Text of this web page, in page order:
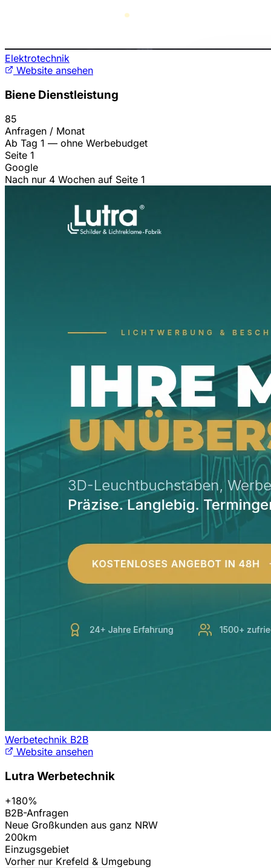
Elektrotechnik
Website ansehen
Biene Dienstleistung
85
Anfragen / Monat
Ab Tag 1 — ohne Werbebudget
Seite 1
Google
Nach nur 4 Wochen auf Seite 1
Werbetechnik B2B
Website ansehen
Lutra Werbetechnik
+180%
B2B-Anfragen
Neue Großkunden aus ganz NRW
200km
Einzugsgebiet
Vorher nur Krefeld & Umgebung